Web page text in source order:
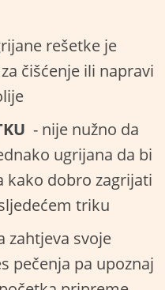
rešetke je
čišćenje ili napravi
- nije nužno da
ugrijana da bi
kako dobro zagrijati
triku
zahtjeva svoje
pečenja pa upoznaj